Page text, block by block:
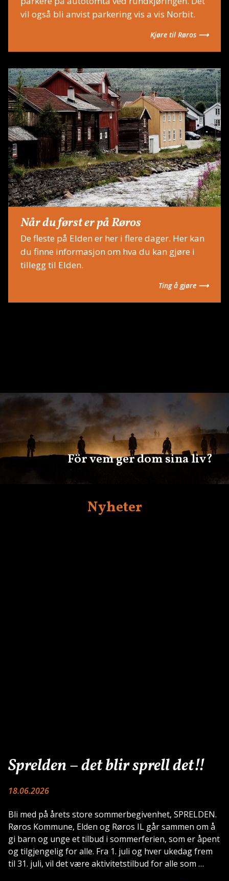
vil også bli anvist parkering vis a vis Norbit.
Kjøre til Røros ⟶
Når du først er på Røros
De fleste på Elden er her i flere dager. Her kan
du finne informasjon om hva du kan gjøre i
tillegg til Elden.
Ting å gjøre ⟶
För vem ger dom sina liv?
Nyheter
Sprelden – det blir sprell det!!
18.06.2026
Bli med på årets store sommerbegivenhet, SPRELDEN.
Røros Kommune, Elden og Røros IL går sammen om å
gi barn og unge et tilbud i sommerferien, som er åpent
og tilgjengelig for alle. Fra 1. juli og hver ukedag frem
til 31. juli, vil det være aktivitetstilbud for alle som …